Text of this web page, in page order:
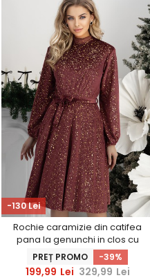
-130 Lei
Rochie caramizie din catifea
pana la genunchi in clos cu
elastic in talie si cordon
detasabil StarShinerS
PREȚ PROMO -39%
199,99 Lei 329,99 Lei